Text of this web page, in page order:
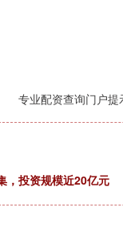
专业配资查询门户提
，投资规模近20亿元